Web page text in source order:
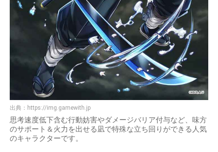
出典： https://img.gamewith.jp
思考速度低下含む行動妨害やダメージバリア付与など、味方
のサポート＆火力を出せる凪で特殊な立ち回りができる人気
のキャラクターです。